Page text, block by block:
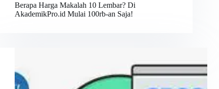
Berapa Harga Makalah 10 Lembar? Di
AkademikPro.id Mulai 100rb-an Saja!